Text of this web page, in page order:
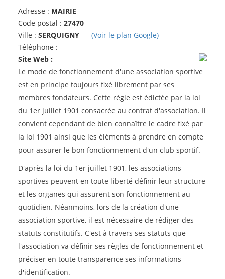
Adresse : MAIRIE
Code postal : 27470
Ville : SERQUIGNY
(Voir le plan Google)
Téléphone :
Site Web :
Le mode de fonctionnement d'une association sportive
est en principe toujours fixé librement par ses
membres fondateurs. Cette règle est édictée par la loi
du 1er juillet 1901 consacrée au contrat d'association. Il
convient cependant de bien connaître le cadre fixé par
la loi 1901 ainsi que les éléments à prendre en compte
pour assurer le bon fonctionnement d'un club sportif.
D'après la loi du 1er juillet 1901, les associations
sportives peuvent en toute liberté définir leur structure
et les organes qui assurent son fonctionnement au
quotidien. Néanmoins, lors de la création d'une
association sportive, il est nécessaire de rédiger des
statuts constitutifs. C'est à travers ses statuts que
l'association va définir ses règles de fonctionnement et
préciser en toute transparence ses informations
d'identification.